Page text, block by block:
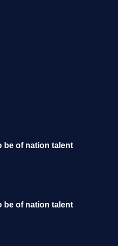
be of nation talent
be of nation talent